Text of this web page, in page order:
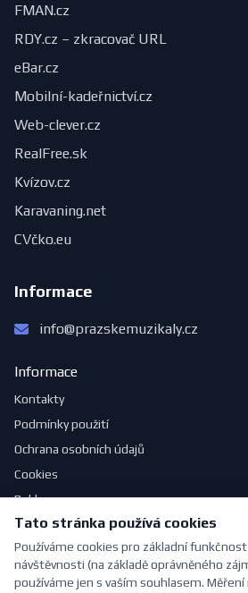
FMAN.cz
RDY.cz – zkracovač URL
eBar.cz
Mobilní-kadeřnictví.cz
Web-clever.cz
RealFree.sk
Kvízov.cz
Karavaning.net
CVčko.eu
Informace
info@prazskemuzikaly.cz
Informace
Kontakty
Podmínky použití
Ochrana osobních údajů
Cookies
Reklama
Jak se obléknout do divadla
Tato stránka používá cookies
Používáme cookies pro základní
návštěvnosti (na základě oprávněného
používáme jen s vaším souhlasem.